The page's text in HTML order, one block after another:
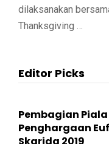
dilaksanakan
Thanksgiving …
Editor Picks
Pembagian
Penghargaan
Skarida 2019